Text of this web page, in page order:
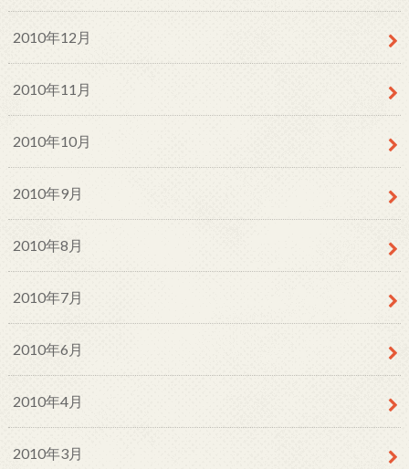
2010年12月
2010年11月
2010年10月
2010年9月
2010年8月
2010年7月
2010年6月
2010年4月
2010年3月